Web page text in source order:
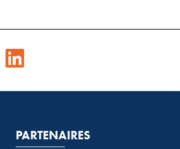
PARTENAIRES